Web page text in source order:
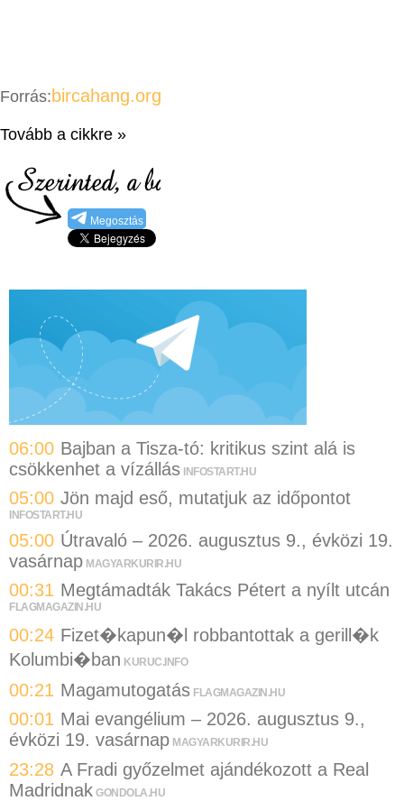
Forrás: bircahang.org
Tovább a cikkre »
Megosztás
06:00 Bajban a Tisza-tó: kritikus szint alá is
csökkenhet a vízállás INFOSTART.HU
05:00 Jön majd eső, mutatjuk az időpontot
INFOSTART.HU
05:00 Útravaló – 2026. augusztus 9., évközi 19.
vasárnap MAGYARKURIR.HU
00:31 Megtámadták Takács Pétert a nyílt utcán
FLAGMAGAZIN.HU
00:24 Fizet�kapun�l robbantottak a gerill�k
Kolumbi�ban KURUC.INFO
00:21 Magamutogatás FLAGMAGAZIN.HU
00:01 Mai evangélium – 2026. augusztus 9.,
évközi 19. vasárnap MAGYARKURIR.HU
23:28 A Fradi győzelmet ajándékozott a Real
Madridnak GONDOLA.HU